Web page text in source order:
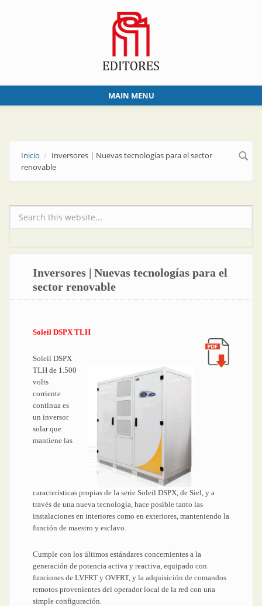
MAIN MENU
Inicio
Inversores | Nuevas tecnologías para el sector
renovable
Formulario de búsqueda
Inversores | Nuevas tecnologías para el
sector renovable
Soleil DSPX TLH
Soleil DSPX
TLH de 1.500
volts
corriente
continua es
un inversor
solar que
mantiene las
características propias de la serie Soleil DSPX, de Siel, y a
través de una nueva tecnología, hace posible tanto las
instalaciones en interiores como en exteriores, manteniendo la
función de maestro y esclavo.
Cumple con los últimos estándares concernientes a la
generación de potencia activa y reactiva, equipado con
funciones de LVFRT y OVFRT, y la adquisición de comandos
remotos provenientes del operador local de la red con una
simple configuración.